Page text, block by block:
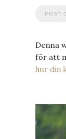
Denna
för att
hur din